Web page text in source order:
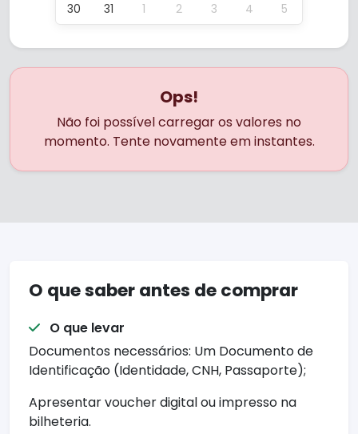
30
31 1 2 3 4 5
Ops!
Não foi possível carregar os valores no
momento. Tente novamente em instantes.
O que saber antes de comprar
O que levar
Documentos necessários: Um Documento de
Identificação (Identidade, CNH, Passaporte);
Apresentar voucher digital ou impresso na
bilheteria.